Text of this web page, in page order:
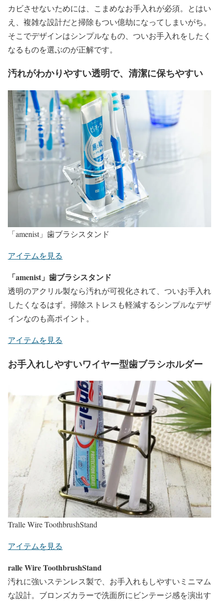
カビさせないためには、こまめなお手入れが必須。とはい
え、複雑な設計だと掃除もつい億劫になってしまいがち。
そこでデザインはシンプルなもの、ついお手入れをしたく
なるものを選ぶのが正解です。
汚れがわかりやすい透明で、清潔に保ちやすい
「amenist」歯ブラシスタンド
アイテムを見る
「amenist」歯ブラシスタンド
透明のアクリル製なら汚れが可視化されて、ついお手入れ
したくなるはず。掃除ストレスも軽減するシンプルなデザ
インなのも高ポイント。
アイテムを見る
お手入れしやすいワイヤー型歯ブラシホルダー
Tralle Wire ToothbrushStand
アイテムを見る
ralle Wire ToothbrushStand
汚れに強いステンレス製で、お手入れもしやすいミニマム
な設計。ブロンズカラーで洗面所にビンテージ感を演出す